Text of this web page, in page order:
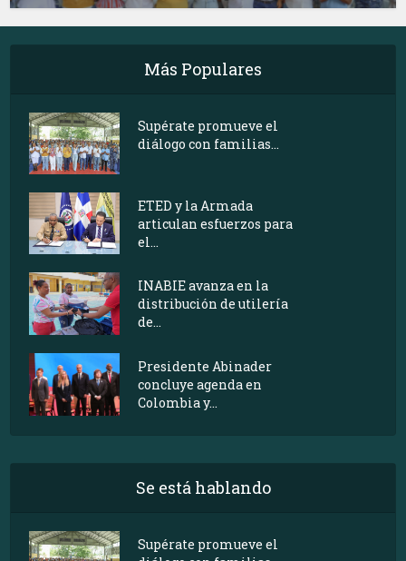
Más Populares
Supérate promueve el
diálogo con familias...
ETED y la Armada
articulan esfuerzos para
el...
INABIE avanza en la
distribución de utilería
de...
Presidente Abinader
concluye agenda en
Colombia y...
Se está hablando
Supérate promueve el